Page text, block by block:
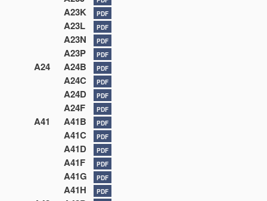
A23K PDF
A23L PDF
A23N PDF
A23P PDF
A24 A24B PDF
A24C PDF
A24D PDF
A24F PDF
A41 A41B PDF
A41C PDF
A41D PDF
A41F PDF
A41G PDF
A41H PDF